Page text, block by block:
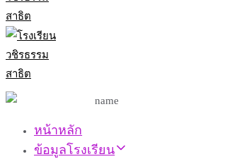
หน้าหลัก
ข้อมูลโรงเรียน